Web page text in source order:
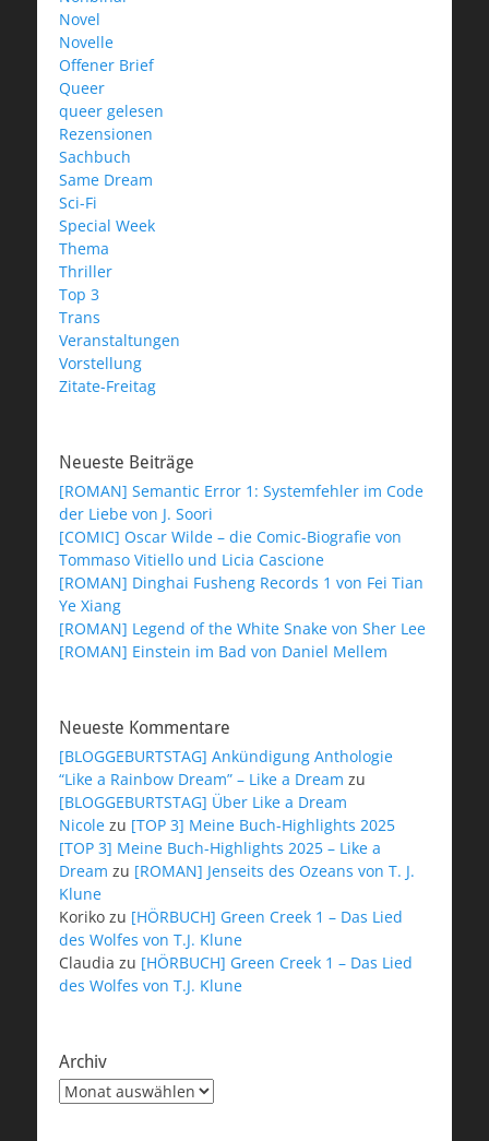
Novel
Novelle
Offener Brief
Queer
queer gelesen
Rezensionen
Sachbuch
Same Dream
Sci-Fi
Special Week
Thema
Thriller
Top 3
Trans
Veranstaltungen
Vorstellung
Zitate-Freitag
Neueste Beiträge
[ROMAN] Semantic Error 1: Systemfehler im Code
der Liebe von J. Soori
[COMIC] Oscar Wilde – die Comic-Biografie von
Tommaso Vitiello und Licia Cascione
[ROMAN] Dinghai Fusheng Records 1 von Fei Tian
Ye Xiang
[ROMAN] Legend of the White Snake von Sher Lee
[ROMAN] Einstein im Bad von Daniel Mellem
Neueste Kommentare
[BLOGGEBURTSTAG] Ankündigung Anthologie
“Like a Rainbow Dream” – Like a Dream zu
[BLOGGEBURTSTAG] Über Like a Dream
Nicole zu [TOP 3] Meine Buch-Highlights 2025
[TOP 3] Meine Buch-Highlights 2025 – Like a
Dream zu [ROMAN] Jenseits des Ozeans von T. J.
Klune
Koriko zu [HÖRBUCH] Green Creek 1 – Das Lied
des Wolfes von T.J. Klune
Claudia zu [HÖRBUCH] Green Creek 1 – Das Lied
des Wolfes von T.J. Klune
Archiv
Archiv